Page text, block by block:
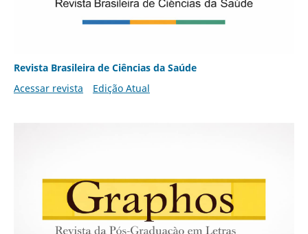
Revista Brasileira de Ciências da Saúde
Acessar revista
Edição Atual